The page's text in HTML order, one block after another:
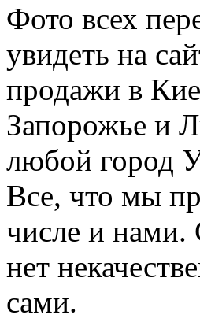
Фото всех
увидеть на
продажи в
Запорожье и
любой город
Все, что мы
числе и нами.
нет
сами.